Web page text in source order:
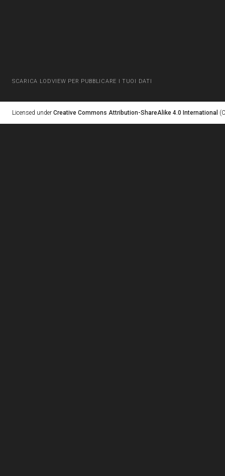
SCARICA LODVIEW PER PUBBLICARE I TUOI DATI
Licensed under Creative Commons Attribution-ShareAlike 4.0 International